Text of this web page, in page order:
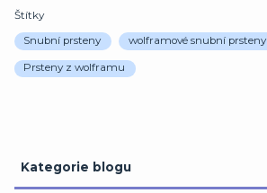
Kategorie blogu
Štítky
Snubní prsteny
wolframové snubní prsteny
Prsteny z wolframu